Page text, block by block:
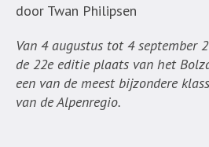
door Twan Philipsen
Van 4 augustus tot 4 september
de 22e editie plaats van het
een van de meest bijzondere
van de Alpenregio.